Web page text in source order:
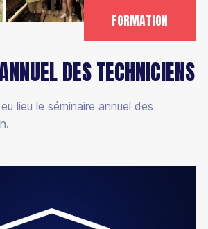
FORMATION
DES TECHNICIENS
lieu le séminaire annuel des